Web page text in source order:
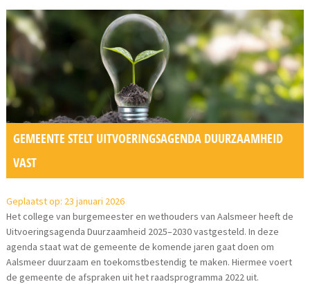
GEMEENTE STELT UITVOERINGSAGENDA DUURZAAMHEID
VAST
Geplaatst op: 23 januari 2026
Het college van burgemeester en wethouders van Aalsmeer heeft de
Uitvoeringsagenda Duurzaamheid 2025–2030 vastgesteld. In deze
agenda staat wat de gemeente de komende jaren gaat doen om
Aalsmeer duurzaam en toekomstbestendig te maken. Hiermee voert
de gemeente de afspraken uit het raadsprogramma 2022 uit.